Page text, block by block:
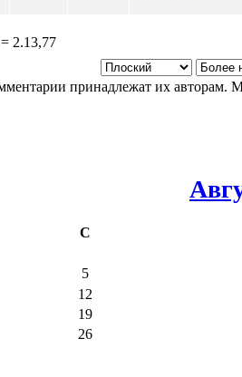
2.13,77
принадлежат их авторам.
С
5
12
19
26